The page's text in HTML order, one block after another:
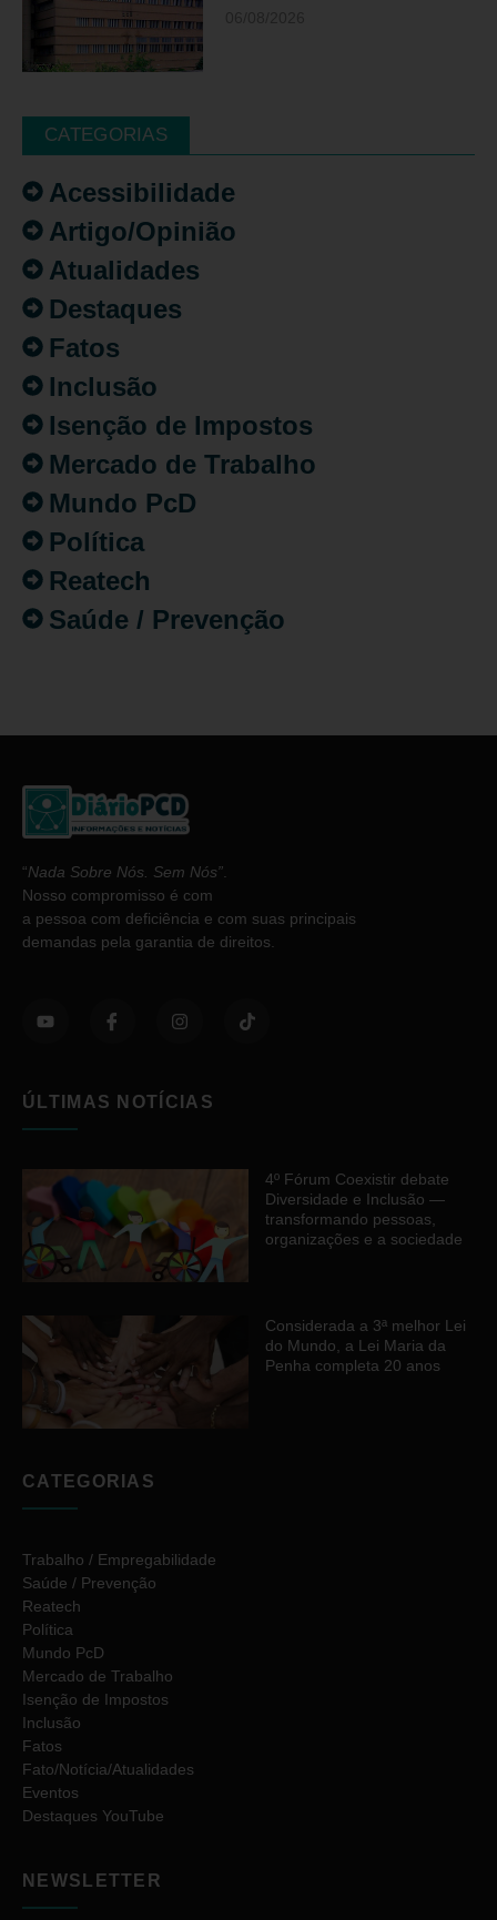
CATEGORIAS
Acessibilidade
Artigo/Opinião
Atualidades
Destaques
Fatos
Inclusão
Isenção de Impostos
Mercado de Trabalho
Mundo PcD
Política
Reatech
Saúde / Prevenção
“Nada Sobre Nós. Sem Nós”
Nosso compromisso é com
a pessoa com deficiência e com suas principais
demandas pela garantia de direitos.
ÚLTIMAS NOTÍCIAS
4º Fórum Coexistir debate
Diversidade e Inclusão —
transformando pessoas,
organizações e a sociedade
Considerada a 3ª melhor Lei
do Mundo, a Lei Maria da
Penha completa 20 anos
CATEGORIAS
Trabalho / Empregabilidade
Saúde / Prevenção
Reatech
Política
Mundo PcD
Mercado de Trabalho
Isenção de Impostos
Inclusão
Fatos
Fato/Notícia/Atualidades
Eventos
Destaques YouTube
NEWSLETTER